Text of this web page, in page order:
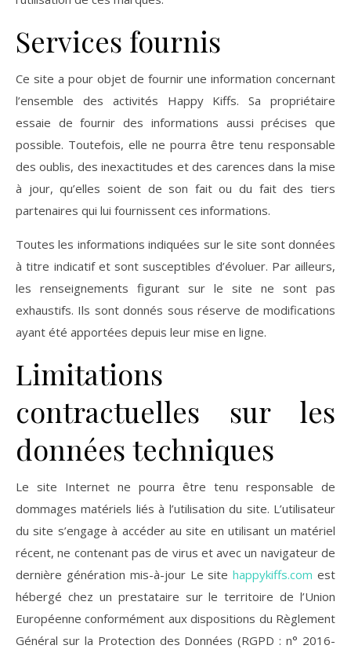
Services fournis
Ce site a pour objet de fournir une information concernant
l’ensemble des activités Happy Kiffs. Sa propriétaire
essaie de fournir des informations aussi précises que
possible. Toutefois, elle ne pourra être tenu responsable
des oublis, des inexactitudes et des carences dans la mise
à jour, qu’elles soient de son fait ou du fait des tiers
partenaires qui lui fournissent ces informations.
Toutes les informations indiquées sur le site sont données
à titre indicatif et sont susceptibles d’évoluer. Par ailleurs,
les renseignements figurant sur le site ne sont pas
exhaustifs. Ils sont donnés sous réserve de modifications
ayant été apportées depuis leur mise en ligne.
Limitations
contractuelles sur les
données techniques
Le site Internet ne pourra être tenu responsable de
dommages matériels liés à l’utilisation du site. L’utilisateur
du site s’engage à accéder au site en utilisant un matériel
récent, ne contenant pas de virus et avec un navigateur de
dernière génération mis-à-jour Le sitehappykiffs.com est
hébergé chez un prestataire sur le territoire de l’Union
Européenne conformément aux dispositions du Règlement
Général sur la Protection des Données (RGPD : n° 2016-